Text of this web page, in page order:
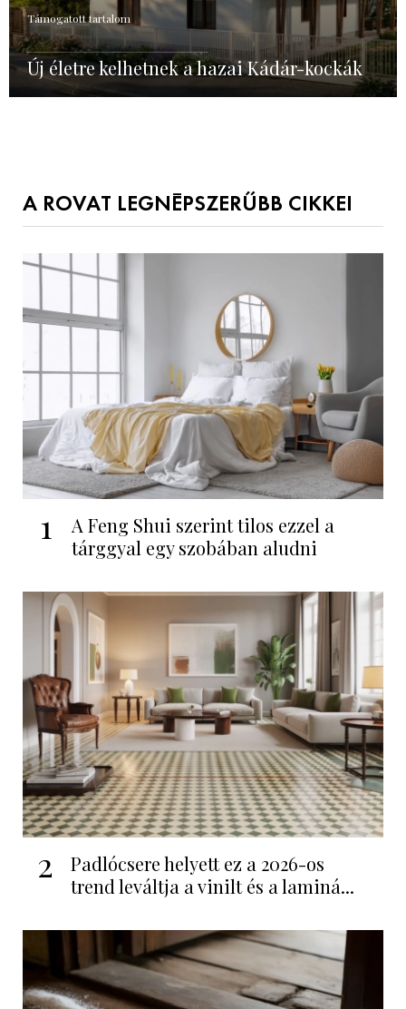
Támogatott tartalom
Új életre kelhetnek a hazai Kádár-kockák
A ROVAT LEGNÉPSZERŰBB CIKKEI
1
A Feng Shui szerint tilos ezzel a
tárggyal egy szobában aludni
2
Padlócsere helyett ez a 2026-os
trend leváltja a vinilt és a laminá...